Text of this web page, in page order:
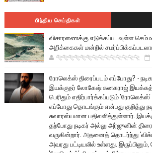
பிந்திய செய்திகள்
விசாரணைக்கு எடுக்கப்படவுள்ள
அறிக்கைகள் மன்றில்
🐅🐅🐅🐅🐅🐅🐆🐆🐆🐆🐆🐆🐆🐆
ரோலெக்ஸ் திரைப்படம் எப்போது? -
இயக்குநர் லோகேஷ் கனகராஜ்
பெரிதும் எதிர்பார்க்கப்படும் 'ரோலெக்ஸ்'
எப்போது தொடங்கும் என்பது குறித்து
சுவாரஸ்யமான பதிலளித்துள்ளார்.
தற்போது நடிகர் அல்லு அர்ஜுனின்
வருகின்றார். அதனைத் தொடர்ந்து
அவரது பட்டியலில் உள்ளது.